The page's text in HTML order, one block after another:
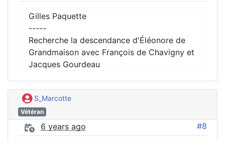
Gilles Paquette
-----
Recherche la descendance d'Éléonore de
Grandmaison avec François de Chavigny et
Jacques Gourdeau
S_Marcotte
Vétéran
6 years ago #8